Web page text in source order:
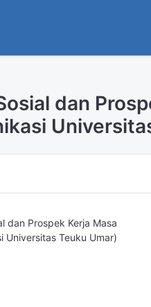
dan
dan Prospek Kerja Masa
Universitas Teuku Umar)